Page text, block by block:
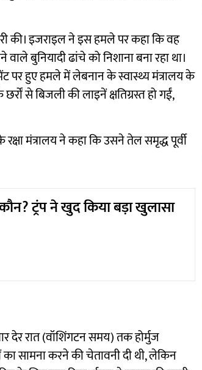
की। इजराइल ने इस हमले पर कहा कि वह
बुनियादी ढांचे को निशाना बना रहा था।
पर हुए हमले में लेबनान के स्वास्थ्य मंत्रालय के
से बिजली की लाइनें क्षतिग्रस्त हो गईं,
मंत्रालय ने कहा कि उसने तेल समृद्ध पूर्वी
ट्रंप ने खुद किया बड़ा खुलासा
देर रात (वॉशिंगटन समय) तक होर्मुज
सामना करने की चेतावनी दी थी, लेकिन